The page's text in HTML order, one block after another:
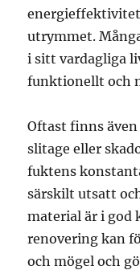
utrymmet.
i sitt vardagliga
funktionellt och
Oftast finns
slitage eller
fuktens
särskilt utsatt
material är i god
renovering kan
och mögel och